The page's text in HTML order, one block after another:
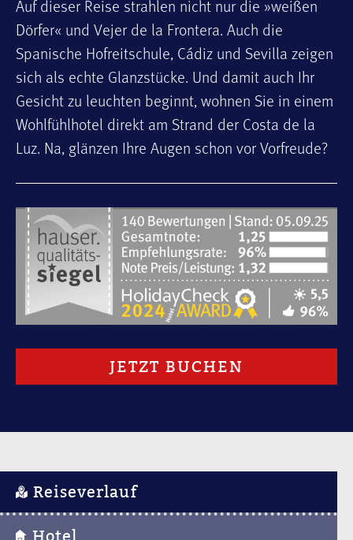
Auf dieser Reise strahlen nicht nur die »weißen
Dörfer« und Vejer de la Frontera. Auch die
Spanische Hofreitschule, Cádiz und Sevilla zeigen
sich als echte Glanzstücke. Und damit auch Ihr
Gesicht zu leuchten beginnt, wohnen Sie in einem
Wohlfühlhotel direkt am Strand der Costa de la
Luz. Na, glänzen Ihre Augen schon vor Vorfreude?
JETZT BUCHEN
Reiseverlauf
Hotel